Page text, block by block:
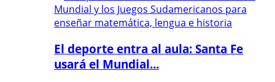
El deporte entra al aula: Santa Fe
usará el Mundial...